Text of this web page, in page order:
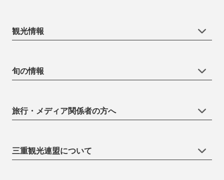
観光情報
旬の情報
旅行・メディア関係者の方へ
三重観光連盟について